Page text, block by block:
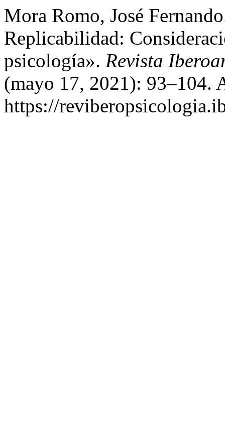
Mora Romo, José
Replicabilidad:
psicología». Revista
(mayo 17, 2021): 93–104.
https://